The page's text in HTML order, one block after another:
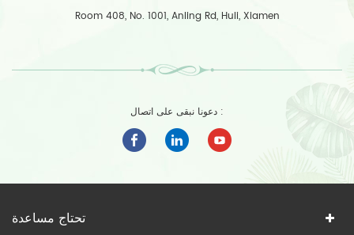
Room 408, No. 1001, Anling Rd, Huli, Xiamen
دعونا نبقى على اتصال :
تحتاج مساعدة